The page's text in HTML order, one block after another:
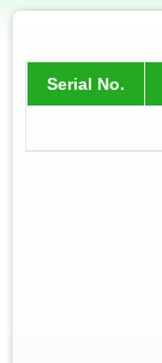
Serial No.